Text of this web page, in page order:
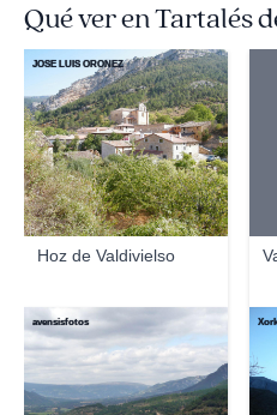
Qué ver en Tartalés
Hoz de Valdivielso
JOSE LUIS OROÑEZ
avensisfotos